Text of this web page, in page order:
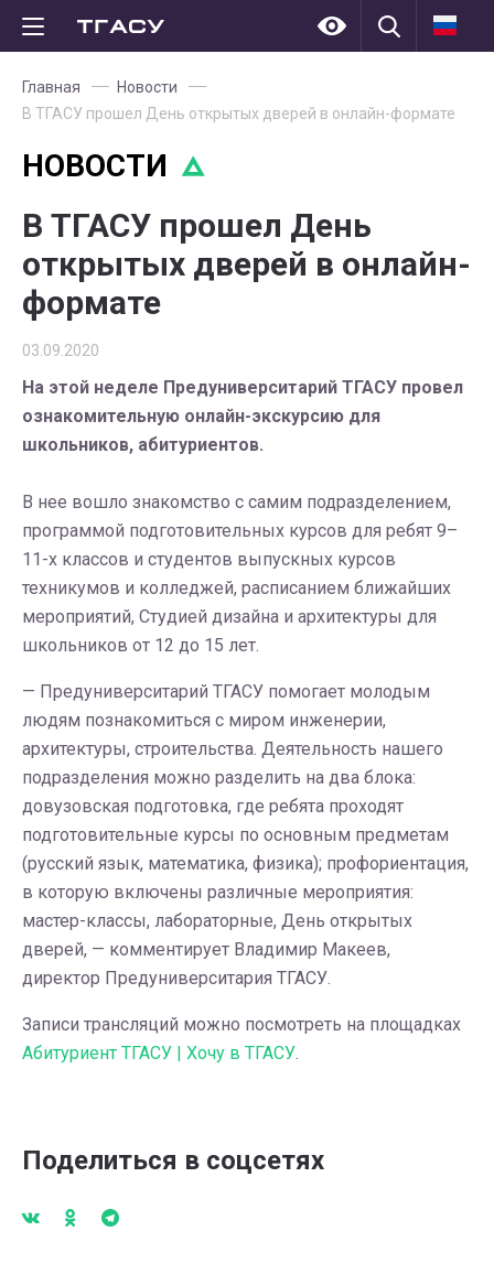
Главная
Новости
В ТГАСУ прошел День открытых дверей в онлайн-формате
НОВОСТИ
В ТГАСУ прошел День
открытых дверей в онлайн-
формате
03.09.2020
На этой неделе Предуниверситарий ТГАСУ провел
ознакомительную онлайн-экскурсию для
школьников, абитуриентов.
В нее вошло знакомство с самим подразделением,
программой подготовительных курсов для ребят 9–
11-х классов и студентов выпускных курсов
техникумов и колледжей, расписанием ближайших
мероприятий, Студией дизайна и архитектуры для
школьников от 12 до 15 лет.
— Предуниверситарий ТГАСУ помогает молодым
людям познакомиться с миром инженерии,
архитектуры, строительства. Деятельность нашего
подразделения можно разделить на два блока:
довузовская подготовка, где ребята проходят
подготовительные курсы по основным предметам
(русский язык, математика, физика); профориентация,
в которую включены различные мероприятия:
мастер-классы, лабораторные, День открытых
дверей, — комментирует Владимир Макеев,
директор Предуниверситария ТГАСУ.
Записи трансляций можно посмотреть на площадках
Абитуриент ТГАСУ | Хочу в ТГАСУ.
Поделиться в соцсетях